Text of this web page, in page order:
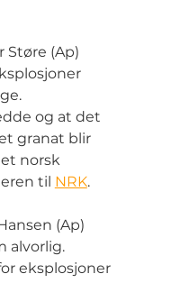
Støre (Ap)
og at det
granat blir
et norsk
til NRK.
(Ap)
alvorlig.
eksplosjoner